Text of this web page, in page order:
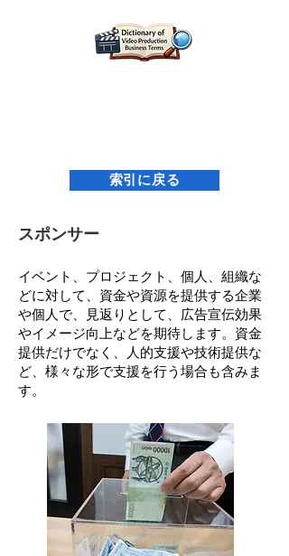
索引に戻る
スポンサー
イベント、プロジェクト、個人、組織な
どに対して、資金や資源を提供する企業
や個人で、見返りとして、広告宣伝効果
やイメージ向上などを期待します。資金
提供だけでなく、人的支援や技術提供な
ど、様々な形で支援を行う場合も含みま
す。